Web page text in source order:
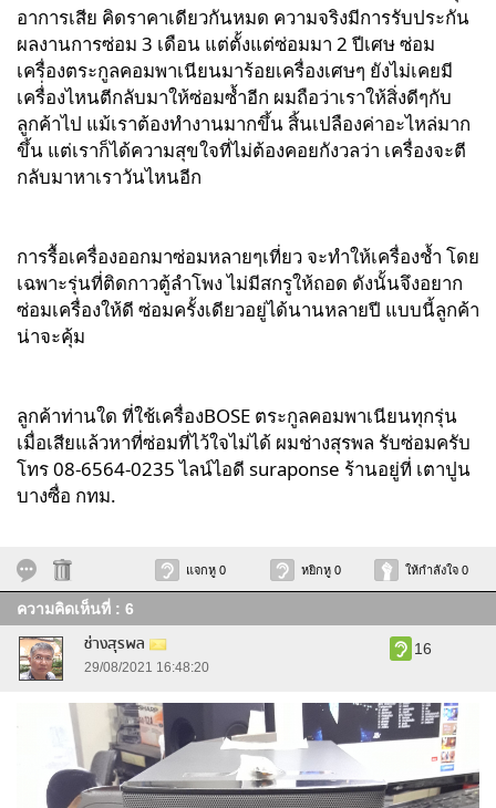
อาการเสีย คิดราคาเดียวกันหมด ความจริงมีการรับประกัน
ผลงานการซ่อม 3 เดือน แต่ตั้งแต่ซ่อมมา 2 ปีเศษ ซ่อม
เครื่องตระกูลคอมพาเนียนมาร้อยเครื่องเศษๆ ยังไม่เคยมี
เครื่่องไหนตีกลับมาให้ซ่อมซ้ำอีก ผมถือว่าเราให้สิ่งดีๆกับ
ลูกค้าไป แม้เราต้องทำงานมากขึ้น สิ้นเปลืองค่าอะไหล่มาก
ขึ้น แต่เราก็ได้ความสุขใจที่ไม่ต้องคอยกังวลว่า เครื่องจะตี
กลับมาหาเราวันไหนอีก
การรื้อเครื่องออกมาซ่อมหลายๆเที่ยว จะทำให้เครื่องช้ำ โดย
เฉพาะรุ่นที่ติดกาวตู้ลำโพง ไม่มีสกรูให้ถอด ดังนั้นจึงอยาก
ซ่อมเครื่องให้ดี ซ่อมครั้งเดียวอยู่ได้นานหลายปี แบบนี้ลูกค้า
น่าจะคุ้ม
ลูกค้าท่านใด ที่ใช้เครื่องBOSE ตระกูลคอมพาเนียนทุกรุ่น
เมื่อเสียแล้วหาที่ซ่อมที่ไว้ใจไม่ได้ ผมช่างสุรพล รับซ่อมครับ
โทร 08-6564-0235 ไลน์ไอดี suraponse ร้านอยู่ที่ เตาปูน
บางซื่อ กทม.
แจกหู 0 หยิกหู 0 ให้กำลังใจ 0
ความคิดเห็นที่ : 6
ช่างสุรพล
29/08/2021 16:48:20
16